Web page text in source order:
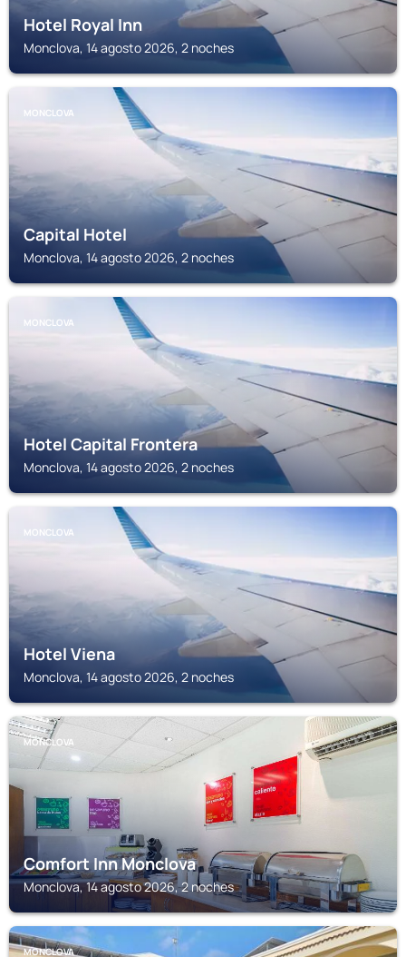
Hotel Royal Inn
Monclova, 14 agosto 2026, 2 noches
MONCLOVA
Capital Hotel
Monclova, 14 agosto 2026, 2 noches
MONCLOVA
Hotel Capital Frontera
Monclova, 14 agosto 2026, 2 noches
MONCLOVA
Hotel Viena
Monclova, 14 agosto 2026, 2 noches
MONCLOVA
Comfort Inn Monclova
Monclova, 14 agosto 2026, 2 noches
MONCLOVA